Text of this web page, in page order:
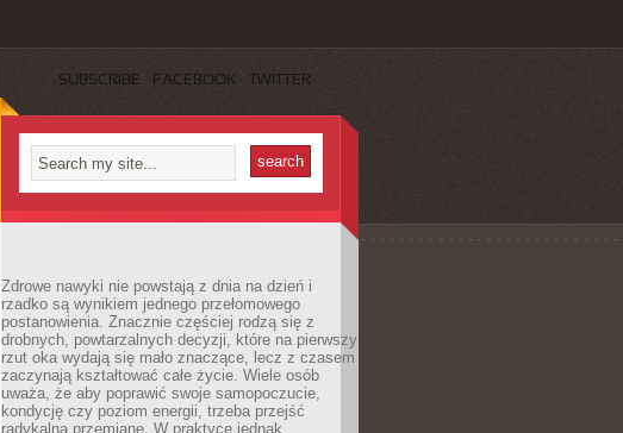
SUBSCRIBE FACEBOOK TWITTER
Zdrowe nawyki nie powstają z dnia na dzień i
rzadko są wynikiem jednego przełomowego
postanowienia. Znacznie częściej rodzą się z
drobnych, powtarzalnych decyzji, które na pierwszy
rzut oka wydają się mało znaczące, lecz z czasem
zaczynają kształtować całe życie. Wiele osób
uważa, że aby poprawić swoje samopoczucie,
kondycję czy poziom energii, trzeba przejść
radykalną przemianę. W praktyce jednak